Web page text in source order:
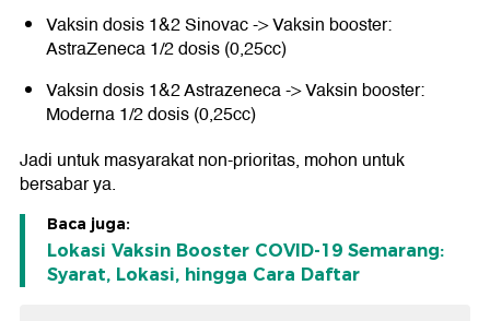
Vaksin dosis 1&2 Sinovac -> Vaksin booster:
AstraZeneca 1/2 dosis (0,25cc)
Vaksin dosis 1&2 Astrazeneca -> Vaksin booster:
Moderna 1/2 dosis (0,25cc)
Jadi untuk masyarakat non-prioritas, mohon untuk
bersabar ya.
Baca juga:
Lokasi Vaksin Booster COVID-19 Semarang:
Syarat, Lokasi, hingga Cara Daftar